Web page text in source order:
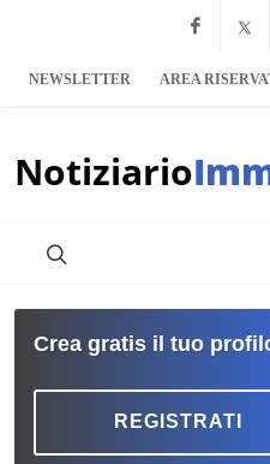
NEWSLETTER AREA
Notiziario
Crea gratis il tuo
REGISTRATI